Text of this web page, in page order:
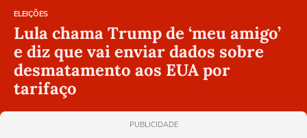
ELEIÇÕES
Lula chama Trump de ‘meu amigo’
e diz que vai enviar dados sobre
desmatamento aos EUA por
tarifaço
PUBLICIDADE